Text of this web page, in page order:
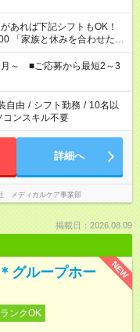
た
たい」 「できれば残業はし
※Wワーク希望
務時間と、もう1つのお仕事
る場合は応募できません。
月～ ■ご応募から最短2～3
自由 / シフト勤務 / 10名以
コンスキル不要
詳細へ
メディカルケア事業部
掲載日：2026.08.09
NEW
グループホー
ンクOK